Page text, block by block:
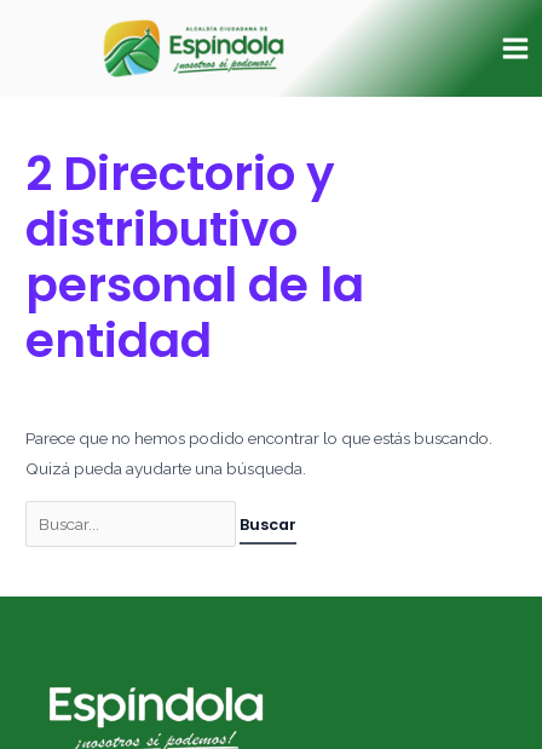
2 Directorio y
distributivo
personal de la
entidad
Parece que no hemos podido encontrar lo que estás buscando.
Quizá pueda ayudarte una búsqueda.